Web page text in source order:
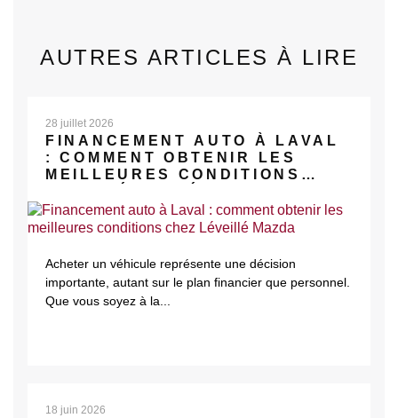
AUTRES ARTICLES À LIRE
28 juillet 2026
FINANCEMENT AUTO À LAVAL
: COMMENT OBTENIR LES
MEILLEURES CONDITIONS
Acheter un véhicule représente une décision
importante, autant sur le plan financier que personnel.
Que vous soyez à la...
18 juin 2026